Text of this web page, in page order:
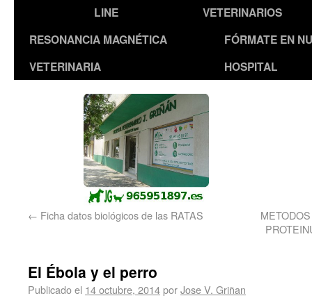
LINE
VETERINARIOS
RESONANCIA MAGNÉTICA
VETERINARIA
FÓRMATE EN
HOSPITAL
← Ficha datos biológicos de las RATAS
El Ébola y el perro
Publicado el 14 octubre, 2014porJose V. Griñan